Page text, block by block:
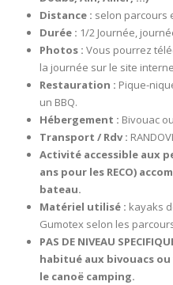
Distance : selon parcours
Durée : 1/2 Journée,
Photos : Vous pourrez
la journée sur le site
Restauration : Pique-
un BBQ.
Hébergement : Bivouac
Transport / Rdv :
Activité accessible aux
ans pour les RECO)
bateau.
Matériel utilisé : kayaks
Gumotex selon les
PAS DE NIVEAU
habitué aux bivouacs
le canoë camping.